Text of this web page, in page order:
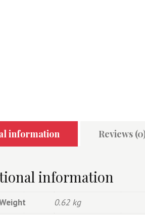
information Reviews
information
0.62 kg